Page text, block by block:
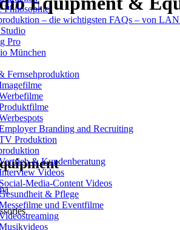
Philosophie
– die wichtigsten FAQs – von
Pro
München
Fernsehproduktion
Branding and Recruiting
Produktion
& Kundenberatung
Videos
Social-Media-Content Videos
& Pflege
und Eventfilme